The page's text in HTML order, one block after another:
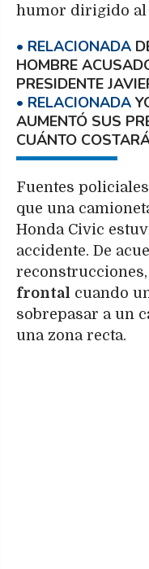
humor dirigido al
HOMBRE
PRESIDENTE
AUMENTÓ SUS
CUÁNTO
Fuentes
que una
Honda Civic
accidente. De
reconstrucciones,
frontal cuando
sobrepasar a un
una zona recta.